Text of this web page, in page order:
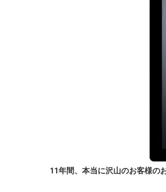
11年間、本当に沢山のお客様の